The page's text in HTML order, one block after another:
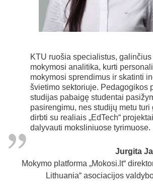
KTU ruošia specialistus, galinčius
mokymosi analitika, kurti
mokymosi sprendimus ir skatinti
švietimo sektoriuje. Pedagogikos
studijas pabaigę studentai
pasirengimu, nes studijų metu turi
dirbti su realiais „EdTech“
dalyvauti moksliniuose tyrimuose.
Jurgita
Mokymo platforma „Mokosi.lt“
Lithuania“ asociacijos